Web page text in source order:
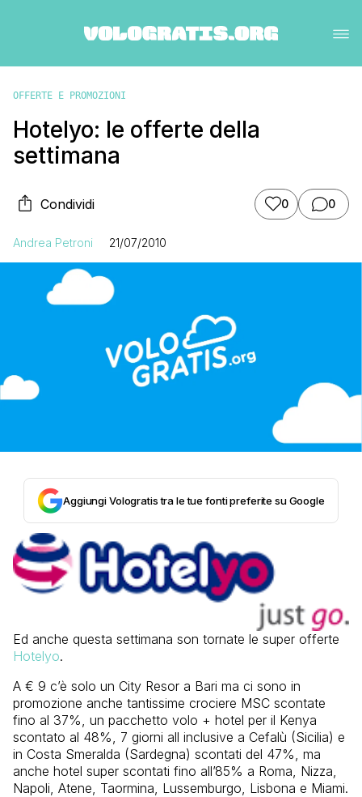
OFFERTE E PROMOZIONI
Hotelyo: le offerte della
settimana
Condividi 0 0
Andrea Petroni 21/07/2010
Aggiungi Vologratis tra le tue fonti preferite su Google
Ed anche questa settimana son tornate le super offerte
Hotelyo.
A € 9 c’è solo un City Resor a Bari ma ci sono in
promozione anche tantissime crociere MSC scontate
fino al 37%, un pacchetto volo + hotel per il Kenya
scontato al 48%, 7 giorni all inclusive a Cefalù (Sicilia) e
in Costa Smeralda (Sardegna) scontati del 47%, ma
anche hotel super scontati fino all’85% a Roma, Nizza,
Napoli, Atene, Taormina, Lussemburgo, Lisbona e Miami.